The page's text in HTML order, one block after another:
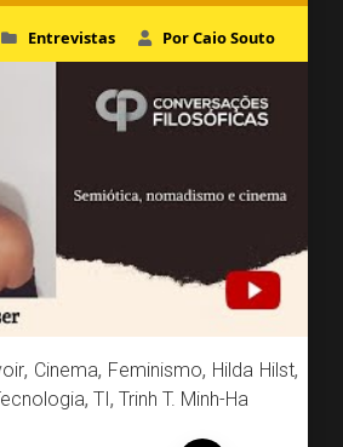
Entrevistas Por Caio Souto
, Cinema, Feminismo, Hilda Hilst,
, TI, Trinh T. Minh-Ha